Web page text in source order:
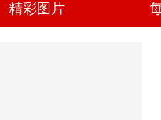
精彩图片